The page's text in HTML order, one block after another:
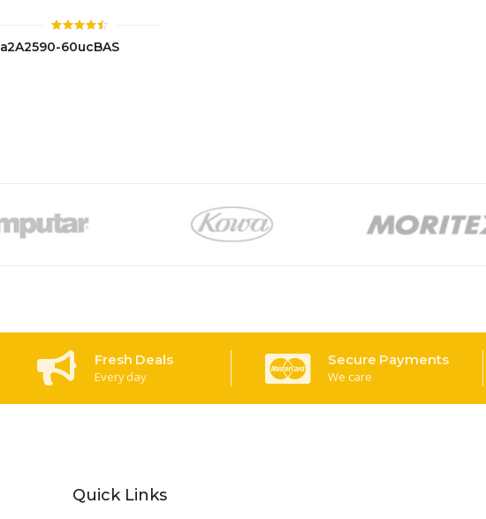
ให้
คะแนน
a2A2590-60ucBAS
Fresh Deals
Every day
Secure Payments
We care
Quick Links